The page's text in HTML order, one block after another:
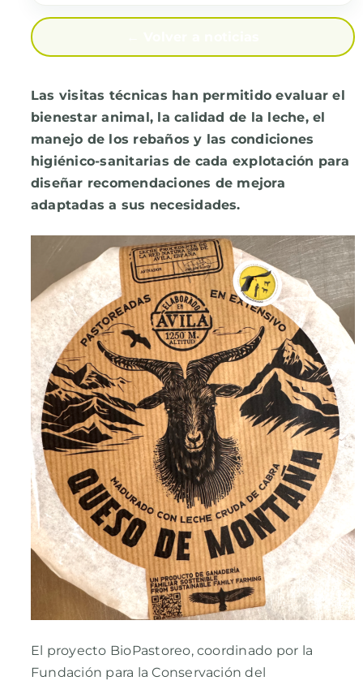
Las visitas técnicas han permitido evaluar el
bienestar animal, la calidad de la leche, el
manejo de los rebaños y las condiciones
higiénico-sanitarias de cada explotación para
diseñar recomendaciones de mejora
adaptadas a sus necesidades.
El proyecto BioPastoreo, coordinado por la
Fundación para la Conservación del